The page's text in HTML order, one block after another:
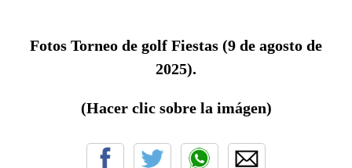
Fotos Torneo de golf Fiestas (9 de agosto de
2025).
(Hacer clic sobre la imágen)